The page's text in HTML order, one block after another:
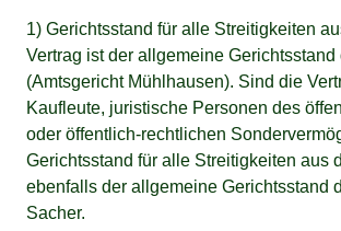
1) Gerichtsstand für alle Streitigkeiten
Vertrag ist der allgemeine Gerichtsstand
(Amtsgericht Mühlhausen). Sind die
Kaufleute, juristische Personen des
oder öffentlich-rechtlichen
Gerichtsstand für alle Streitigkeiten aus
ebenfalls der allgemeine Gerichtsstand
Sacher.